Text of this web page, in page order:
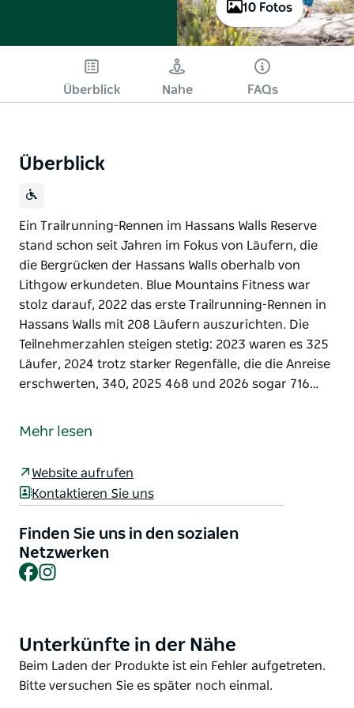
10 Fotos
Überblick Nahe FAQs
Überblick
Ein Trailrunning-Rennen im Hassans Walls Reserve
stand schon seit Jahren im Fokus von Läufern, die
die Bergrücken der Hassans Walls oberhalb von
Lithgow erkundeten. Blue Mountains Fitness war
stolz darauf, 2022 das erste Trailrunning-Rennen in
Hassans Walls mit 208 Läufern auszurichten. Die
Teilnehmerzahlen steigen stetig: 2023 waren es 325
Läufer, 2024 trotz starker Regenfälle, die die Anreise
erschwerten, 340, 2025 468 und 2026 sogar 716…
stand schon seit Jahren im Fokus von Läufern, die
Blue Mountains Fitness war stolz darauf, 2022 das
Läufern auszurichten. Die Teilnehmerzahlen steigen
stetig: 2023 waren es 325 Läufer, 2024 trotz starker
Regenfälle, die die Anreise erschwerten, 340, 2025
Trailrunning-Wochenende zu veranstalten, bei dem
Mehr lesen
Website aufrufen
Kontaktieren Sie uns
Finden Sie uns in den sozialen
Netzwerken
Facebook
Product
List
Unterkünfte in der Nähe
Product
List
Beim Laden der Produkte ist ein Fehler aufgetreten.
Bitte versuchen Sie es später noch einmal.